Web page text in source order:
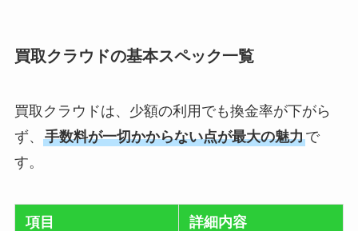
買取クラウドの基本スペック一覧
買取クラウドは、少額の利用でも換金率が下がら
ず、 手数料が一切かからない点が最大の魅力で
す。
項目 詳細内容